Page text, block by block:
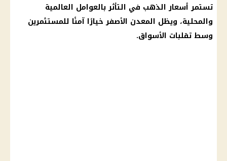
تستمر أسعار الذهب في التأثر بالعوامل العالمية
والمحلية، ويظل المعدن الأصفر خيارًا آمنًا للمستثمرين
وسط تقلبات الأسواق.